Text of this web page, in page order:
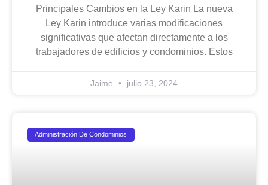
Principales Cambios en la Ley Karin La nueva
Ley Karin introduce varias modificaciones
significativas que afectan directamente a los
trabajadores de edificios y condominios. Estos
Jaime julio 23, 2024
Administración De Condominios